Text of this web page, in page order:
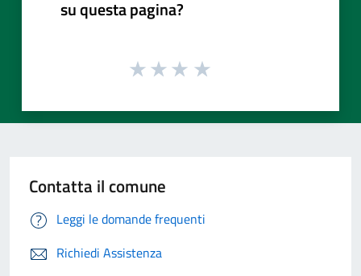
su questa pagina?
Contatta il comune
Leggi le domande frequenti
Richiedi Assistenza